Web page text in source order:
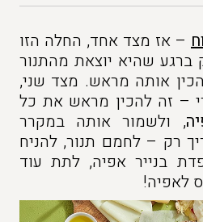
– אז מצד אחד, החלה הזו
ברגע שהיא יוצאת מהתנור
אותה מראש. מצד שני,
– זה להכין מראש את כל
, ולשמור אותה במקרר
רק – לחמם תנור, להניח
בנייר אפיה, לתת עוד
לאפיה!